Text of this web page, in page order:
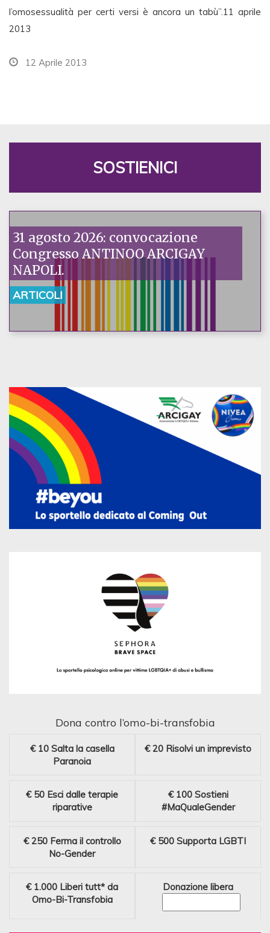
l’omosessualità per certi versi è ancora un tabù”.11 aprile
2013
12 Aprile 2013
SOSTIENICI
31 agosto 2026: convocazione
Congresso ANTINOO ARCIGAY
NAPOLI.
ARTICOLI
Dona contro l’omo-bi-transfobia
€ 10 Salta la casella
Paranoia
€ 20 Risolvi un imprevisto
€ 50 Esci dalle terapie
riparative
€ 100 Sostieni
#MaQualeGender
€ 250 Ferma il controllo
No-Gender
€ 500 Supporta LGBTI
€ 1.000 Liberi tutt* da
Omo-Bi-Transfobia
Donazione libera